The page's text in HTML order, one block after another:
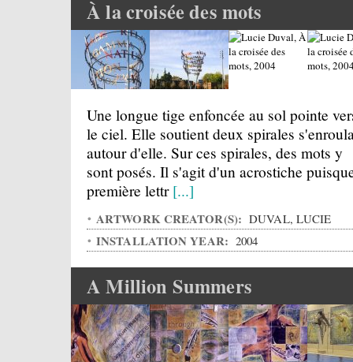
À la croisée des mots
Une longue tige enfoncée au sol pointe
le ciel. Elle soutient deux spirales
autour d'elle. Sur ces spirales, des mots y
sont posés. Il s'agit d'un acrostiche
première lettr[...]
ARTWORK CREATOR(S): DUVAL, LUCIE
INSTALLATION YEAR: 2004
A Million Summers